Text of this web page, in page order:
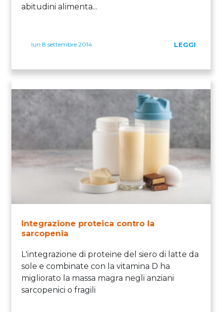
abitudini alimenta...
lun 8 settembre 2014 LEGGI
Integrazione proteica contro la
sarcopenia
L'integrazione di proteine del siero di latte da
sole e combinate con la vitamina D ha
migliorato la massa magra negli anziani
sarcopenici o fragili